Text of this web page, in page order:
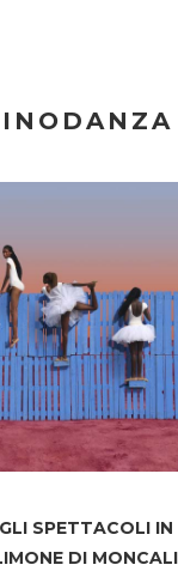
SPETTACOLI IN
DI